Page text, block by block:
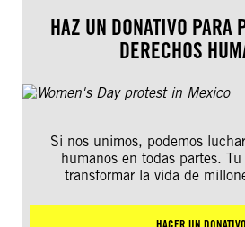
HAZ UN DONATIVO PARA
DERECHOS
Si nos unimos, podemos
humanos en todas partes.
transformar la vida de